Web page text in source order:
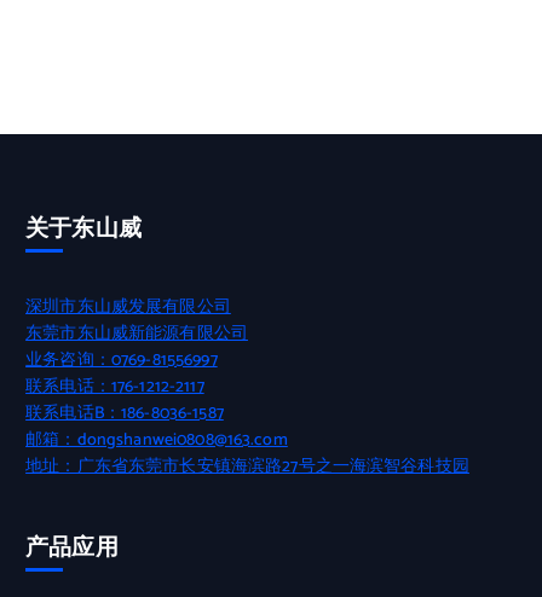
关于东山威
深圳市东山威发展有限公司
东莞市东山威新能源有限公司
业务咨询：0769-81556997
联系电话：176-1212-2117
联系电话B：186-8036-1587
邮箱：dongshanwei0808@163.com
地址：广东省东莞市长安镇海滨路27号之一海滨智谷科技园
产品应用